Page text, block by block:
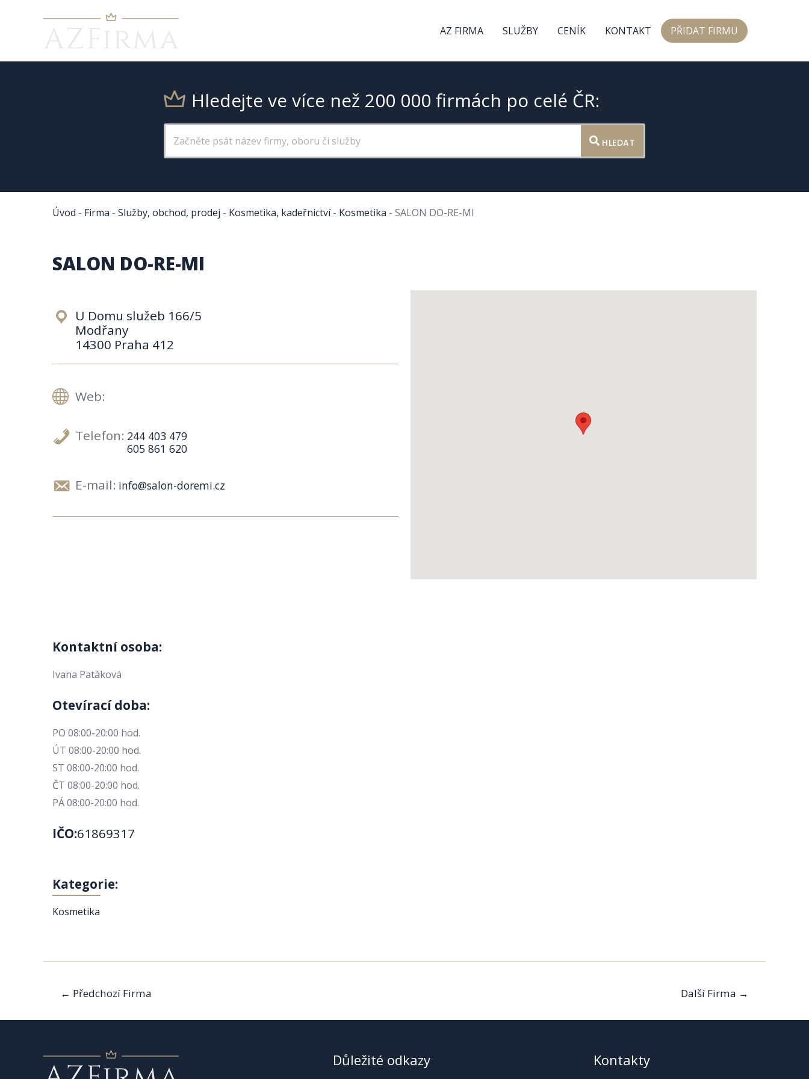
AZ FIRMA SLUŽBY CENÍK KONTAKT PŘIDAT FIRMU
Hledejte ve více než 200 000 firmách po celé ČR:
HLEDAT
Úvod - Firma - Služby, obchod, prodej - Kosmetika, kadeřnictví- Kosmetika - SALON DO-RE-MI
SALON DO-RE-MI
U Domu služeb 166/5
Modřany
14300 Praha 412
Web:
Telefon: 244 403 479
605 861 620
E-mail: info@salon-doremi.cz
Kontaktní osoba:
Ivana Patáková
Otevírací doba:
PO 08:00-20:00 hod.
ÚT 08:00-20:00 hod.
ST 08:00-20:00 hod.
ČT 08:00-20:00 hod.
PÁ 08:00-20:00 hod.
IČO:61869317
Kategorie:
Kosmetika
Navigace
pro
příspěvek
← Předchozí Firma Další Firma →
Důležité odkazy Kontakty